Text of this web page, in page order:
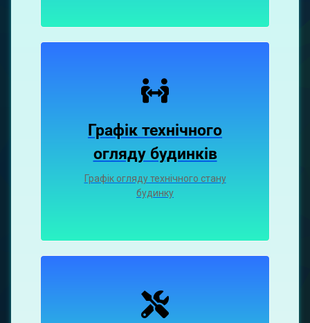
Графік технічного
огляду будинків
Графік огляду технічного стану
будинку